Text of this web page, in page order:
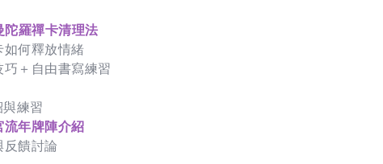
陀羅禪卡清理法
何釋放情緒
＋自由書寫練習
與練習
流年牌陣介紹
饋討論